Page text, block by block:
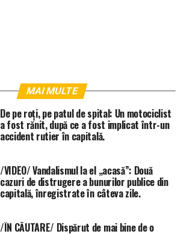
MAI MULTE
De pe roți, pe patul de spital: Un motociclist
a fost rănit, după ce a fost implicat într-un
accident rutier în capitală.
/VIDEO/ Vandalismul la el „acasă”: Două
cazuri de distrugere a bunurilor publice din
capitală, înregistrate în câteva zile.
/ÎN CĂUTARE/ Dispărut de mai bine de o